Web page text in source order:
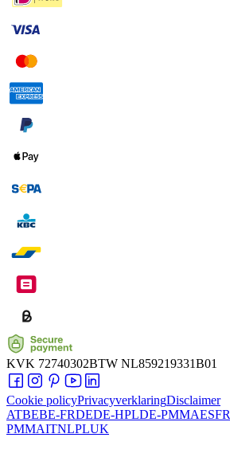
KVK 72740302BTW NL859219331B01
Cookie policyPrivacyverklaringDisclaimer
ATBEBE-FRDEDE-HPLDE-PMMAESFR
PMMAITNLPLUK